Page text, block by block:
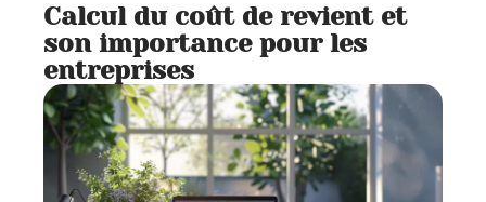
Calcul du coût de revient et
son importance pour les
entreprises